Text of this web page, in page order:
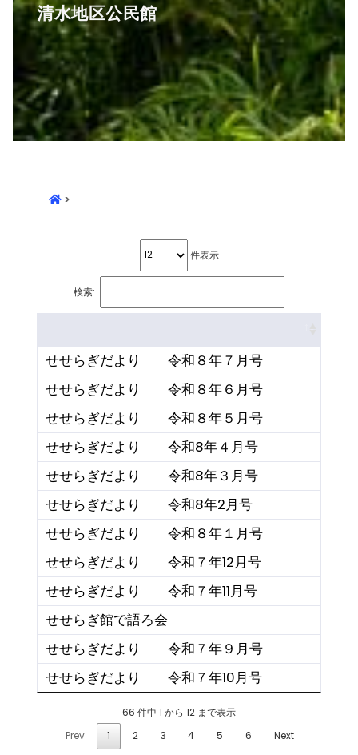
​清水地区公民館
>
件表示
検索:
せせらぎだより 令和８年７月号
せせらぎだより 令和８年６月号
せせらぎだより 令和８年５月号
せせらぎだより 令和8年４月号
せせらぎだより 令和8年３月号
せせらぎだより 令和8年2月号
せせらぎだより 令和８年１月号
せせらぎだより 令和７年12月号
せせらぎだより 令和７年11月号
せせらぎ館で語ろ会
せせらぎだより 令和７年９月号
せせらぎだより 令和７年10月号
66 件中 1 から 12 まで表示
Prev
1 2 3 4 5 6 Next